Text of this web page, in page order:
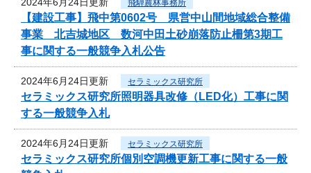
飛騨農林事務所
【建設工事】飛中第0602号 県営中山間地域総合整備
事業 北吉城地区 数河中田土砂崩落防止柵第3期工
事に関する一般競争入札公告
2024年6月24日更新 セラミックス研究所
セラミックス研究所照明器具改修（LED化）工事に関
する一般競争入札
2024年6月24日更新 セラミックス研究所
セラミックス研究所個別空調機更新工事に関する一般